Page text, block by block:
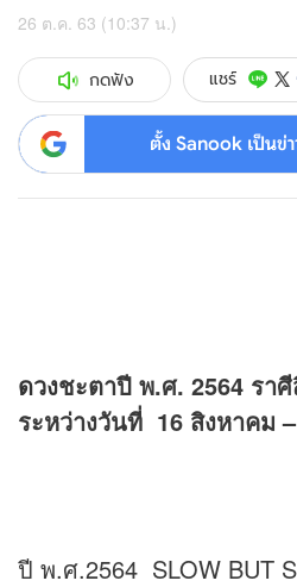
26 ต.ค. 63 (10:37 น.)
กดฟัง แชร์
ตั้ง Sanook เป็นข่
ดวงชะตาปี พ.ศ. 2564 รา
ระหว่างวันที่ 16 สิงหาคม
ปี พ.ศ.2564 SLOW BUT